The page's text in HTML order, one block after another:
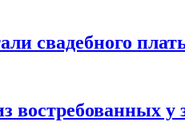
свадебного
востребованных у